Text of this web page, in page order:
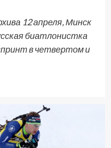
12 апреля, Минск
биатлонистка
в четвертом и